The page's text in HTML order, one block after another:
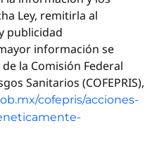
Ley, remitirla al
publicidad
información se
la Comisión Federal
Sanitarios (COFEPRIS),
cofepris/acciones-